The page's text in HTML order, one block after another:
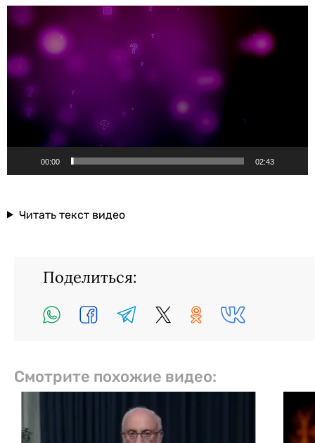
00:00 02:43
Читать текст видео
Поделиться:
Смотрите похожие видео: